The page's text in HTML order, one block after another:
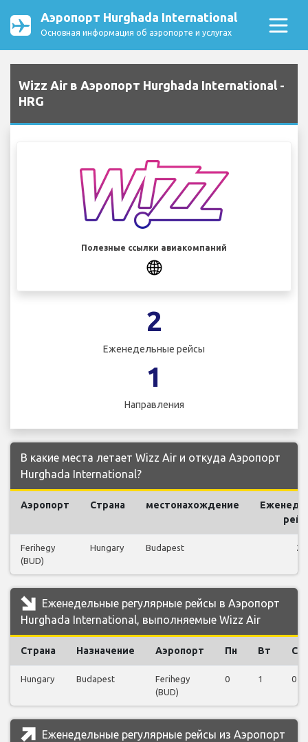
Аэропорт Hurghada International
Основная информация об аэропорте и услугах
Wizz Air в Аэропорт Hurghada International -
HRG
Полезные ссылки авиакомпаний
2
Еженедельные рейсы
1
Направления
В какие места летает Wizz Air и откуда Аэропорт
Hurghada International?
Аэропорт Страна местонахождение
Ferihegy
(BUD)
Hungary Budapest 2
Еженедельные регулярные рейсы в Аэропорт
Hurghada International, выполняемые Wizz Air
Страна Назначение Аэропорт Пн Вт Ср
Hungary Budapest
Ferihegy
(BUD)
0 1 0
Еженедельные регулярные рейсы из Аэропорт